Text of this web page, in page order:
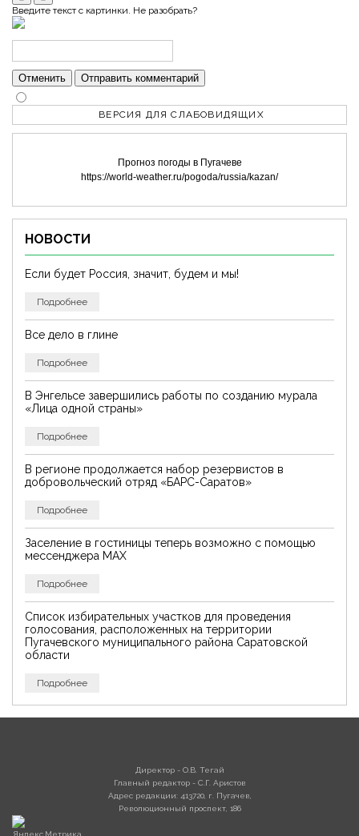
ВЕРСИЯ ДЛЯ СЛАБОВИДЯЩИХ
Прогноз погоды в Пугачеве
https://world-weather.ru/pogoda/russia/kazan/
НОВОСТИ
Если будет Россия, значит, будем и мы!
Подробнее
Все дело в глине
Подробнее
В Энгельсе завершились работы по созданию мурала
«Лица одной страны»
Подробнее
В регионе продолжается набор резервистов в
добровольческий отряд «БАРС-Саратов»
Подробнее
Заселение в гостиницы теперь возможно с помощью
мессенджера MAX
Подробнее
Список избирательных участков для проведения
голосования, расположенных на территории
Пугачевского муниципального района Саратовской
области
Подробнее
Введите текст с картинки. Не разобрать?
Отменить Отправить комментарий
Директор - О.В. Тегай
Главный редактор - С.Г. Аристов
Адрес редакции: 413720, г. Пугачев,
Революционный проспект, 186